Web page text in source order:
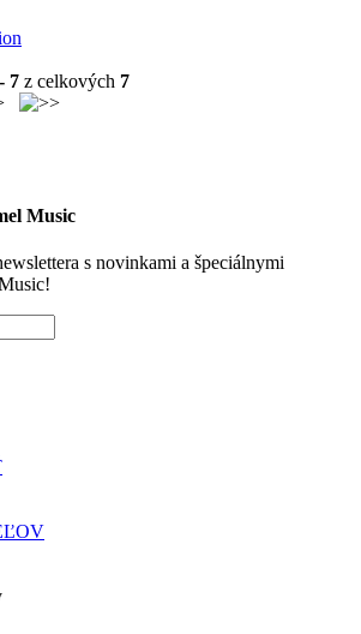
7 z celkových 7
Music
s novinkami a špeciálnymi